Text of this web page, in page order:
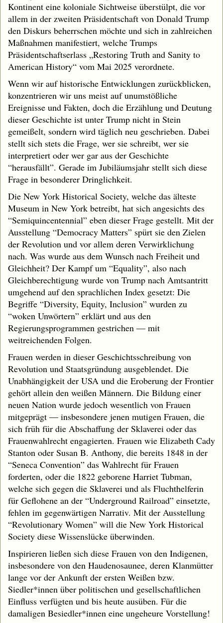
Kontinent eine koloniale Sichtweise überstülpt, die vor
allem in der zweiten Präsidentschaft von Donald Trump
den Diskurs beherrschen möchte und sich in zahlreichen
Maßnahmen manifestiert, welche Trumps
Präsidentschaftserlass „Restoring Truth and Sanity to
American History“ vom Mai 2025 verordnete.
Wenn wir auf historische Entwicklungen zurückblicken,
konzentrieren wir uns meist auf unumstößliche
Ereignisse und Fakten, doch die Erzählung und Deutung
dieser Geschichte ist unter Trump nicht in Stein
gemeißelt, sondern wird täglich neu geschrieben. Dabei
stellt sich stets die Frage, wer sie schreibt, wer sie
interpretiert oder wer gar aus der Geschichte
“herausfällt”. Gerade im Jubiläumsjahr stellt sich diese
Frage in besonderer Dringlichkeit.
Die New York Historical Society, welche das älteste
Museum in New York betreibt, hat sich angesichts des
“Semiquincentennial” eben dieser Frage gestellt. Mit der
Ausstellung “Democracy Matters” spürt sie den Zielen
der Revolution und vor allem deren Verwirklichung
nach. Was wurde aus dem Wunsch nach Freiheit und
Gleichheit? Der Kampf um “Equality”, also nach
Gleichberechtigung wurde von Trump nach Amtsantritt
umgehend auf den sprachlichen Index gesetzt: Die
Begriffe “Diversity, Equity, Inclusion” wurden zu
“woken Unwörtern” erklärt und aus den
Regierungsprogrammen gestrichen — mit
weitreichenden Folgen.
Frauen werden in dieser Geschichtsschreibung von
Revolution und Staatsgründung ausgeblendet. Die
Unabhängigkeit der USA und die Eroberung der Frontier
gehört allein den weißen Männern. Die Bildung einer
neuen Nation wurde jedoch wesentlich von Frauen
mitgeprägt — insbesondere jenen mutigen Frauen, die
sich früh für die Abschaffung der Sklaverei oder das
Frauenwahlrecht engagierten. Frauen wie Elizabeth Cady
Stanton oder Susan B. Anthony, die bereits 1848 in der
“Seneca Convention” das Wahlrecht für Frauen
forderten, oder die 1822 geborene Harriet Tubman,
welche sich gegen die Sklaverei und als Fluchthelferin
für Geflohene an der “Underground Railroad” einsetzte,
fehlen im gegenwärtigen Narrativ. Mit der Ausstellung
“Revolutionary Women” will die New York Historical
Society diese Wissenslücke überwinden.
Inspirieren ließen sich diese Frauen von den Indigenen,
insbesondere von den Haudenosaunee, deren Klanmütter
lange vor der Ankunft der ersten Weißen bzw.
Siedler*innen über politischen und gesellschaftlichen
Einfluss verfügten und bis heute ausüben. Für die
damaligen Besiedler*innen eine ungeheure Vorstellung!